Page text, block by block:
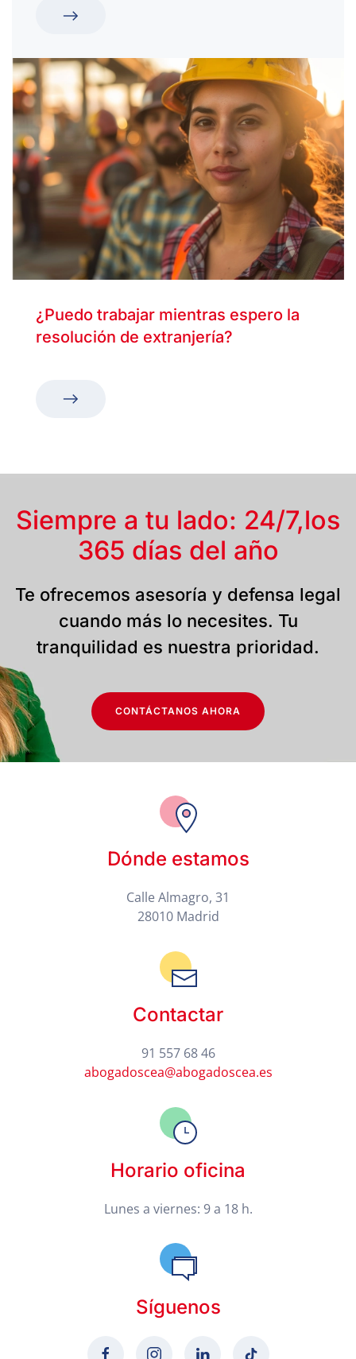
¿Puedo trabajar mientras espero la
resolución de extranjería?
Siempre a tu lado: 24/7,los
365 días del año
Te ofrecemos asesoría y defensa legal
cuando más lo necesites. Tu
tranquilidad es nuestra prioridad.
CONTÁCTANOS AHORA
Dónde estamos
Calle Almagro, 31
28010 Madrid
Contactar
91 557 68 46
abogadoscea@abogadoscea.es
Horario oficina
Lunes a viernes: 9 a 18 h.
Síguenos